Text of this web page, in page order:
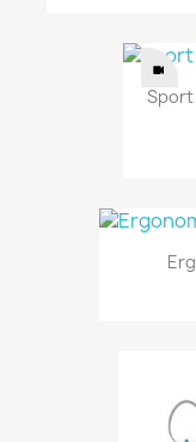
Sport